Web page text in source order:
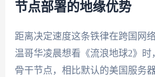
节点部署的地缘优势
距离决定速度这条铁律在跨国网
温哥华凌晨想看《流浪地球2》
骨干节点，相比默认的美国服务